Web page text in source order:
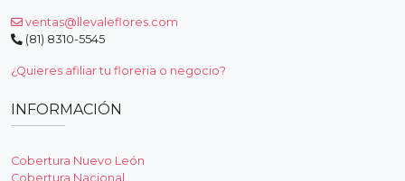
ventas@llevaleflores.com
(81) 8310-5545
¿Quieres afiliar tu floreria o negocio?
INFORMACIÓN
Cobertura Nuevo León
Cobertura Nacional